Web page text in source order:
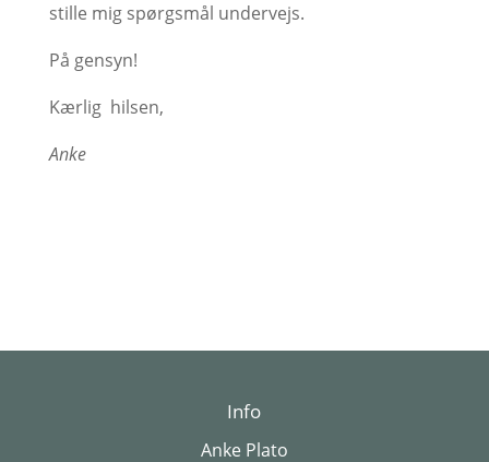
stille mig spørgsmål undervejs.
På gensyn!
Kærlig hilsen,
Anke
Info
Anke Plato